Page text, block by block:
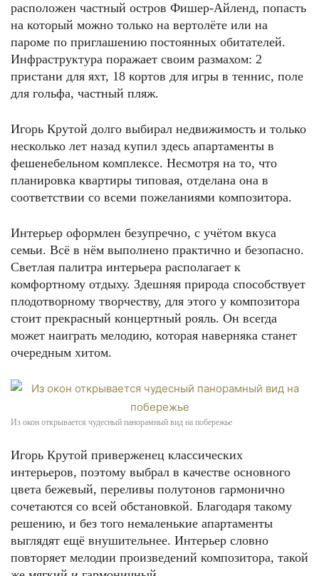
расположен частный остров Фишер-Айленд, попасть
на который можно только на вертолёте или на
пароме по приглашению постоянных обитателей.
Инфраструктура поражает своим размахом: 2
пристани для яхт, 18 кортов для игры в теннис, поле
для гольфа, частный пляж.
Игорь Крутой долго выбирал недвижимость и только
несколько лет назад купил здесь апартаменты в
фешенебельном комплексе. Несмотря на то, что
планировка квартиры типовая, отделана она в
соответствии со всеми пожеланиями композитора.
Интерьер оформлен безупречно, с учётом вкуса
семьи. Всё в нём выполнено практично и безопасно.
Светлая палитра интерьера располагает к
комфортному отдыху. Здешняя природа способствует
плодотворному творчеству, для этого у композитора
стоит прекрасный концертный рояль. Он всегда
может наиграть мелодию, которая наверняка станет
очередным хитом.
Из окон открывается чудесный панорамный вид на побережье
Игорь Крутой приверженец классических
интерьеров, поэтому выбрал в качестве основного
цвета бежевый, переливы полутонов гармонично
сочетаются со всей обстановкой. Благодаря такому
решению, и без того немаленькие апартаменты
выглядят ещё внушительнее. Интерьер словно
повторяет мелодии произведений композитора, такой